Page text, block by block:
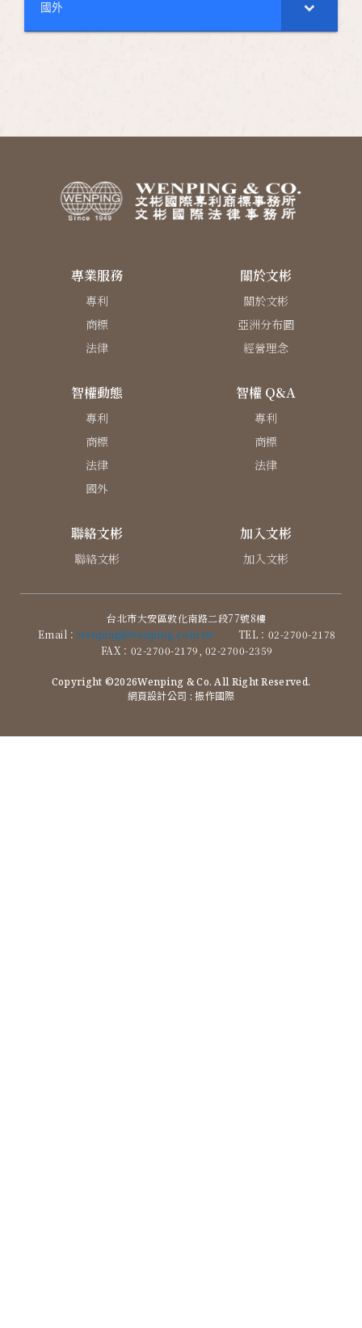
國外
專業服務
專利
商標
法律
關於文彬
關於文彬
亞洲分布圖
經營理念
智權動態
專利
商標
法律
國外
智權 Q&A
專利
商標
法律
聯絡文彬
聯絡文彬
加入文彬
加入文彬
台北市大安區敦化南路二段77號8樓
Email： wenping@wenping.com.tw
TEL：02-2700-2178
FAX：02-2700-2179, 02-2700-2359
Copyright ©2026Wenping & Co. All Right Reserved.
網頁設計公司 : 振作國際